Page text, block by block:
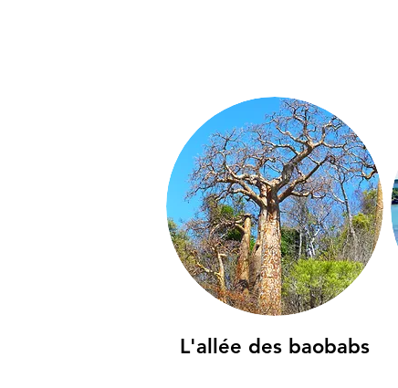
L'allée des baobabs